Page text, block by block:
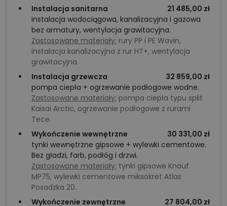
Instalacja sanitarna
21 485,00 zł
instalacja wodociągowa, kanalizacyjna i gazowa
bez armatury, wentylacja grawitacyjna.
Zastosowane materiały: rury PP i PE Wavin,
instalacja kanalizacyjna z rur HT+, wentylacja
grawitacyjna.
Instalacja grzewcza
32 859,00 zł
pompa ciepła + ogrzewanie podłogowe wodne.
Zastosowane materiały: pompa ciepła typu split
Kaisai Arctic, ogrzewanie podłogowe z rurami
Tece.
Wykończenie wewnętrzne
30 331,00 zł
tynki wewnętrzne gipsowe + wylewki cementowe.
Bez gładzi, farb, podłóg i drzwi.
Zastosowane materiały: tynki gipsowe Knauf
MP75, wylewki cementowe miksokret Atlas
Posadzka 20.
Wykończenie zewnętrzne
27 804,00 zł